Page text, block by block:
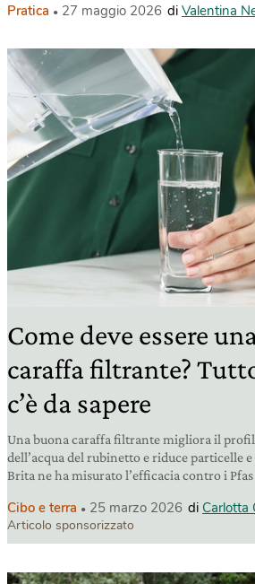
Pratica 27 maggio 2026 di Valentina
Come deve essere
caraffa filtrante?
c’è da sapere
Una buona caraffa filtrante migliora il
dell’acqua del rubinetto e riduce particelle
Brita ne ha misurato l’efficacia contro i
Cibo e terra 25 marzo 2026 di Carlotta
Articolo sponsorizzato